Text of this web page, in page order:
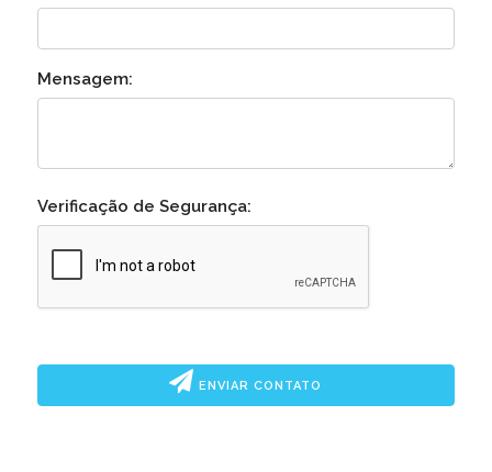
Mensagem:
Verificação de Segurança:
ENVIAR CONTATO